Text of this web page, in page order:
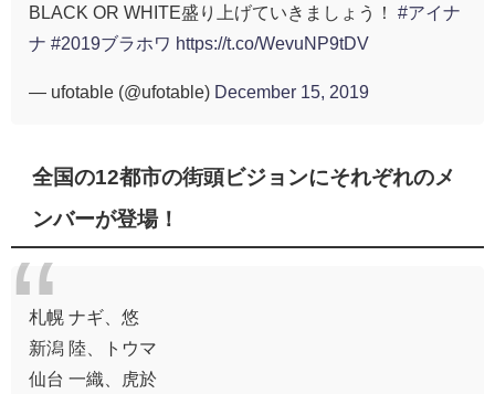
BLACK OR WHITE盛り上げていきましょう！ #アイナ
ナ #2019ブラホワ https://t.co/WevuNP9tDV
— ufotable (@ufotable) December 15, 2019
全国の12都市の街頭ビジョンにそれぞれのメ
ンバーが登場！
札幌 ナギ、悠
新潟 陸、トウマ
仙台 一織、虎於